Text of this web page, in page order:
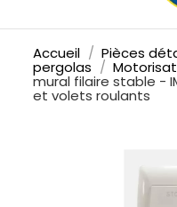
Accueil Pièces
pergolas
mural filaire stable -
et volets roulants